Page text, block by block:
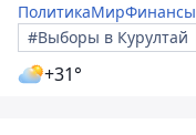
ПолитикаМирФинансы
#Выборы в Курултай
+31°